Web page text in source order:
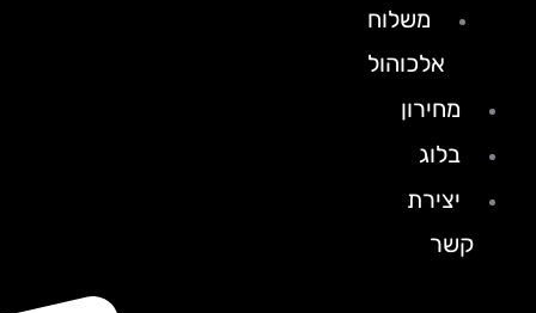
משלוח
אלכוהול
מחירון
בלוג
יצירת
קשר